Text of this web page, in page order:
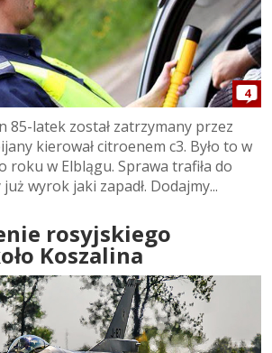
4
85-latek został zatrzymany przez
kierował citroenem c3. Było to w
roku w Elblągu. Sprawa trafiła do
wyrok jaki zapadł. Dodajmy...
rosyjskiego
Koszalina